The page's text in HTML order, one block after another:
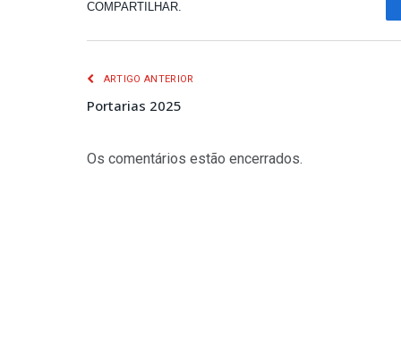
COMPARTILHAR.
ARTIGO ANTERIOR
Portarias 2025
Os comentários estão encerrados.